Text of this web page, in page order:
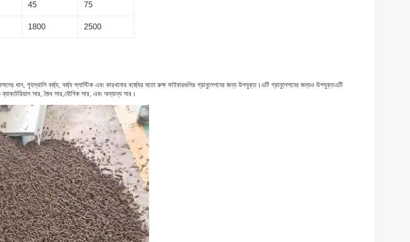
45 75
1800 2500
ধান, গৃহস্থালি বর্জ্য, বর্জ্য প্লাস্টিক এবং কারখানার বর্জ্যের মতো রুক্ষ ফাইবারগুলির গ্রানুলেশনের জন্য উপযুক্ত।এটি গ্রানুলেশনের জন্যও উপযুক্তএটি
সার, জৈব সার,যৌগিক সার, এবং অন্যান্য সার।